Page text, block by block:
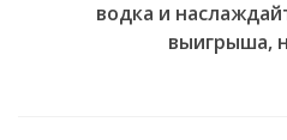
водка и
выигрыша,